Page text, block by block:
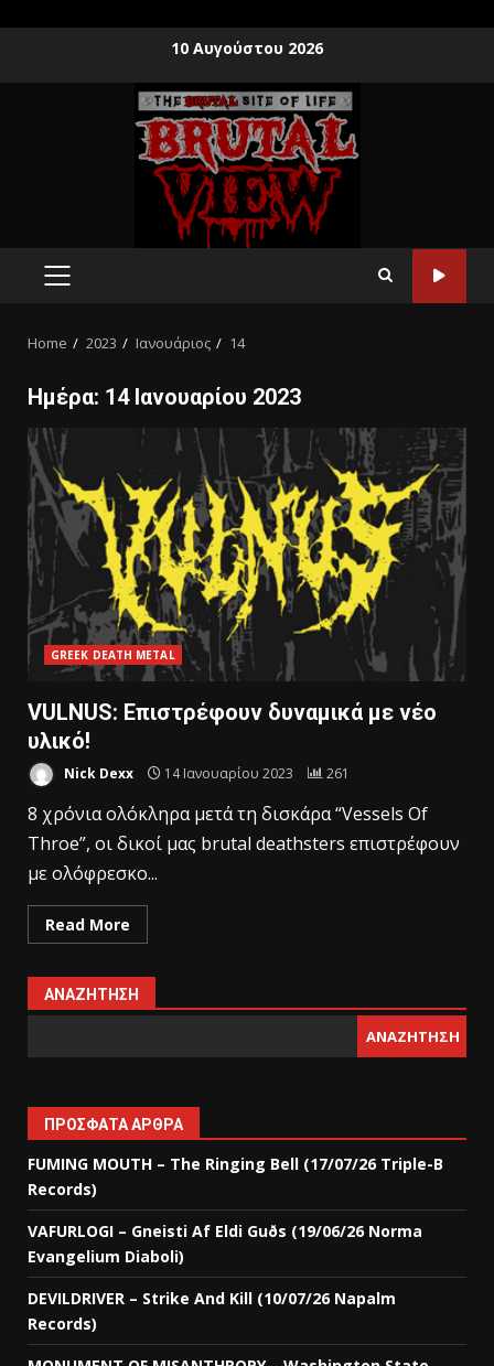
10 Αυγούστου 2026
Home 2023 Ιανουάριος 14
Ημέρα: 14 Ιανουαρίου 2023
GREEK DEATH METAL
VULNUS: Επιστρέφουν δυναμικά με νέο
υλικό!
Nick Dexx 14 Ιανουαρίου 2023 261
8 χρόνια ολόκληρα μετά τη δισκάρα “Vessels Of
Throe”, οι δικοί μας brutal deathsters επιστρέφουν
με ολόφρεσκο...
Read More
ΑΝΑΖΉΤΗΣΗ
ΑΝΑΖΉΤΗΣΗ
ΠΡΌΣΦΑΤΑ ΆΡΘΡΑ
FUMING MOUTH – The Ringing Bell (17/07/26 Triple-B
Records)
VAFURLOGI – Gneisti Af Eldi Guðs (19/06/26 Norma
Evangelium Diaboli)
DEVILDRIVER – Strike And Kill (10/07/26 Napalm
Records)